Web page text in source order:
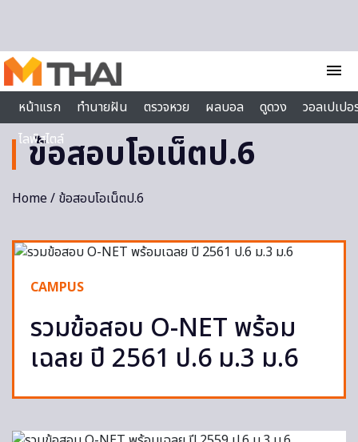
menu
หน้าแรก
ทำนายฝัน ตรวจหวย ผลบอล ดูดวง
วอลเปเป
ไลฟ์สไตล์
ข้อสอบโอเน็ตป.6
Home/ ข้อสอบโอเน็ตป.6
CAMPUS
รวมข้อสอบ O-NET พร้อม
เฉลย ปี 2561 ป.6 ม.3 ม.6